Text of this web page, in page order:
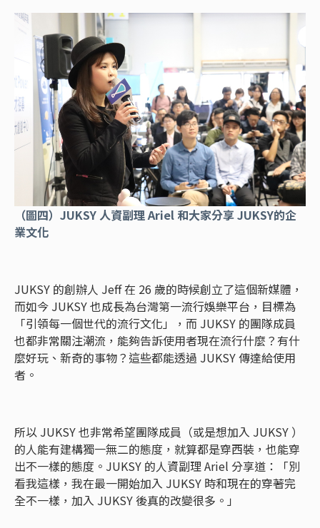
（圖四）JUKSY 人資副理 Ariel 和大家分享 JUKSY的企
業文化
JUKSY 的創辦人 Jeff 在 26 歲的時候創立了這個新媒體，
而如今 JUKSY 也成長為台灣第一流行娛樂平台，目標為
「引領每一個世代的流行文化」，而 JUKSY 的團隊成員
也都非常關注潮流，能夠告訴使用者現在流行什麼？有什
麼好玩、新奇的事物？這些都能透過 JUKSY 傳達給使用
者。
所以 JUKSY 也非常希望團隊成員（或是想加入 JUKSY ）
的人能有建構獨一無二的態度，就算都是穿西裝，也能穿
出不一樣的態度。JUKSY 的人資副理 Ariel 分享道：「別
看我這樣，我在最一開始加入 JUKSY 時和現在的穿著完
全不一樣，加入 JUKSY 後真的改變很多。」